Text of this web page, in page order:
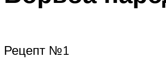
Рецепт №1